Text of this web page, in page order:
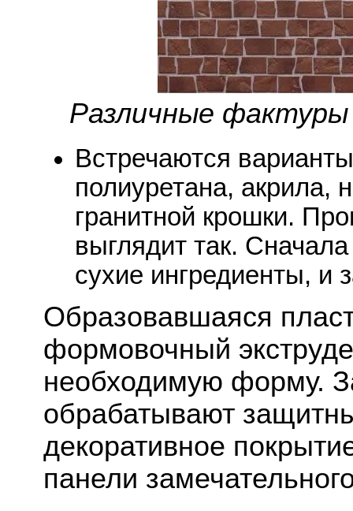
Различные
Встречаются
полиуретана,
гранитной крошки.
выглядит так.
сухие ингредиенты, и
Образовавшаяся
формовочный
необходимую форму.
обрабатывают
декоративное
панели